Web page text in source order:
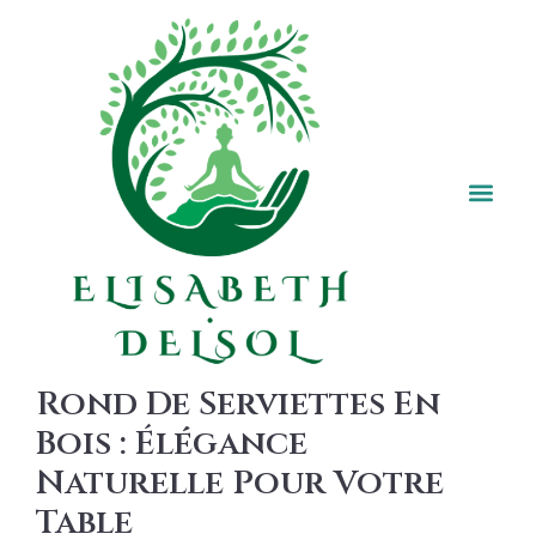
Rond De Serviettes En
Bois : Élégance
Naturelle Pour Votre
Table